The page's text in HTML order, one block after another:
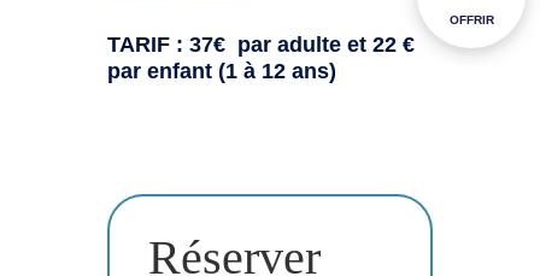
TARIF : 37€ par adulte et 22 €
par enfant (1 à 12 ans)
Réserver
OFFRIR